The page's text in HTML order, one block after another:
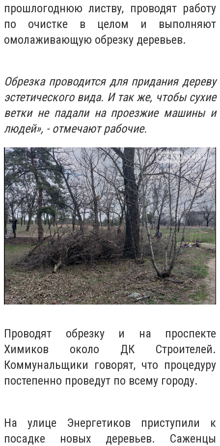
прошлогоднюю листву, проводят работу
по очистке в целом и выполняют
омолаживающую обрезку деревьев.
Обрезка проводится для придания дереву
эстетического вида. И так же, чтобы сухие
ветки не падали на проезжие машины и
людей», - отмечают рабочие.
Проводят обрезку и на проспекте
Химиков около ДК Строителей.
Коммунальщики говорят, что процедуру
постепенно проведут по всему городу.
На улице Энергетиков приступили к
посадке новых деревьев. Саженцы